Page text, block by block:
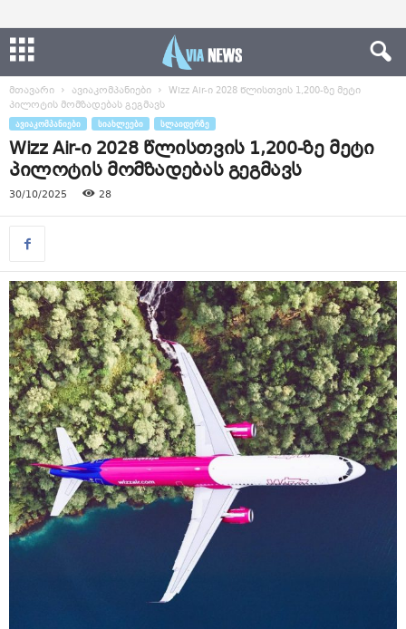
მთავარი ავიაკომპანიები
Wizz Air-ი 2028 წლისთვის 1,200-ზე მეტი
პილოტის მომზადებას გეგმავს
ᲐᲕᲘᲐᲙᲝᲛᲞᲐᲜᲘᲔᲑᲘ ᲡᲘᲐᲮᲚᲔᲔᲑᲘ ᲡᲚᲐᲘᲓᲔᲠᲖᲔ
Wizz Air-ი 2028 წლისთვის 1,200-ზე მეტი
პილოტის მომზადებას გეგმავს
30/10/2025 28